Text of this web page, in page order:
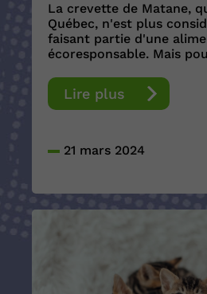
La crevette de Matane,
Québec, n'est plus
faisant partie d'une
écoresponsable. Mais
Lire plus
21 mars 2024